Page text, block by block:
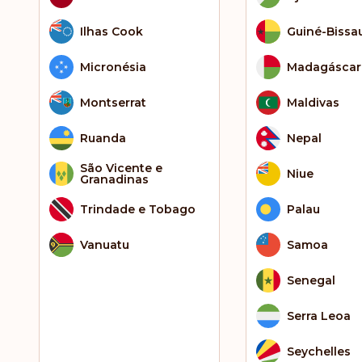
Ilhas Cook
Micronésia
Montserrat
Ruanda
São Vicente e
Granadinas
Trindade e Tobago
Vanuatu
Guiné-
Madagáscar
Maldivas
Nepal
Niue
Palau
Samoa
Senegal
Serra Leoa
Seychelles